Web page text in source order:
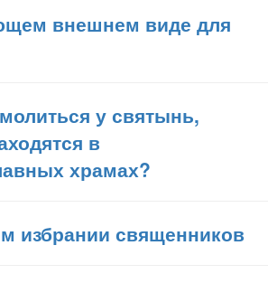
внешнем виде для
у святынь,
в
храмах?
избрании священников